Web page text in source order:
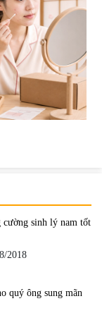
cường sinh lý nam tốt
2018
quý ông sung mãn